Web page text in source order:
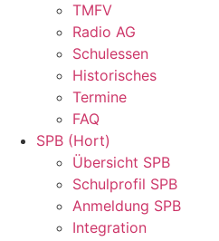
TMFV
Radio AG
Schulessen
Historisches
Termine
FAQ
SPB (Hort)
Übersicht SPB
Schulprofil SPB
Anmeldung SPB
Integration